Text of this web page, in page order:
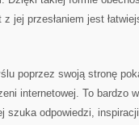
jej przesłaniem jest
poprzez swoją stronę
internetowej. To bardzo
szuka odpowiedzi,